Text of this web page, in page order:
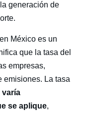
generación de
en México es un
que la tasa del
empresas,
emisiones. La tasa
varía
se aplique,